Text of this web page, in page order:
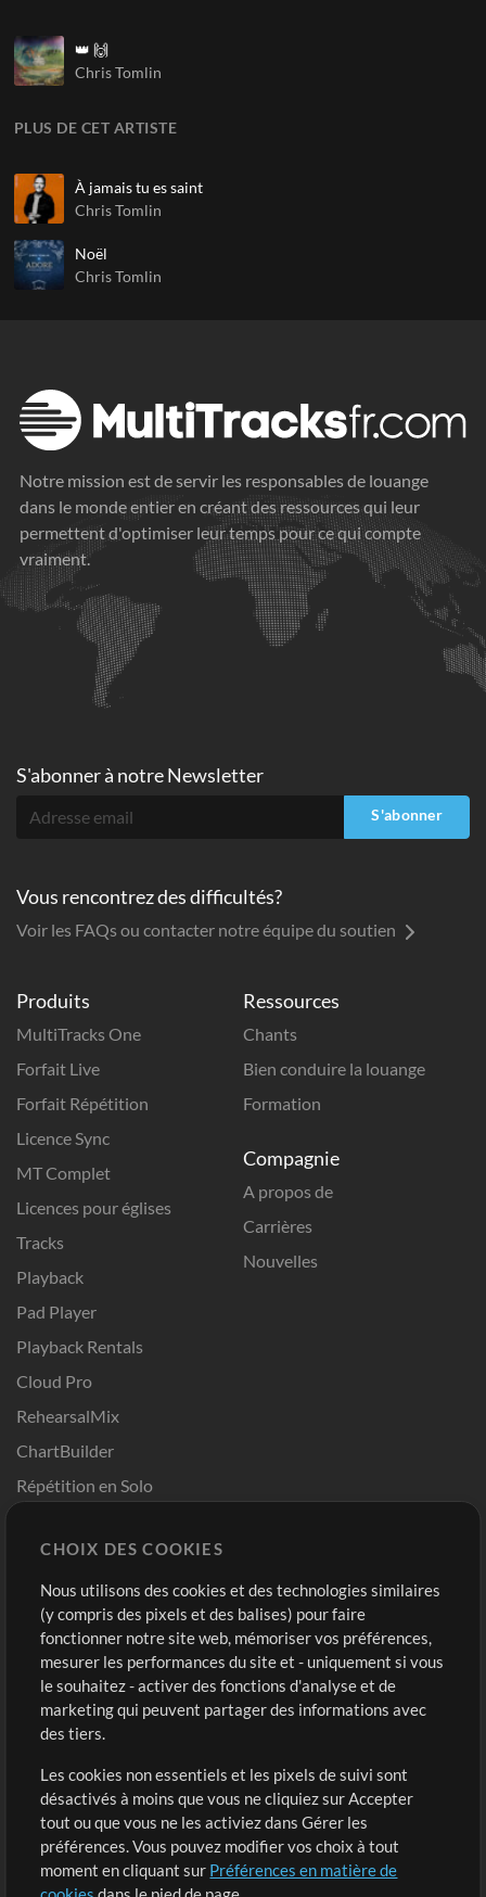
👑 🙌
Chris Tomlin
PLUS DE CET ARTISTE
À jamais tu es saint
Chris Tomlin
Noël
Chris Tomlin
Notre mission est de servir les responsables de louange
dans le monde entier en créant des ressources qui leur
permettent d'optimiser leur temps pour ce qui compte
vraiment.
Produits
MultiTracks One
Forfait Live
Forfait Répétition
Licence Sync
MT Complet
Licences pour églises
Tracks
Playback
Pad Player
Playback Rentals
Cloud Pro
RehearsalMix
ChartBuilder
Répétition en Solo
Modèles ProPresenter
Sons
Ressources
Chants
Bien conduire la louange
Formation
Compagnie
A propos de
Carrières
Nouvelles
Boutique
Acheter des crédits
Contenu gratuit
Demander les pistes
Extras
Sessions
Soumettre votre contenu
Compte
Connexion
S'inscrire
S'abonner à notre Newsletter
S'abonner
Vous rencontrez des difficultés?
Voir les FAQs ou contacter notre équipe du soutien
CHOIX DES COOKIES
Nous utilisons des cookies et des technologies similaires
(y compris des pixels et des balises) pour faire
fonctionner notre site web, mémoriser vos préférences,
mesurer les performances du site et - uniquement si vous
le souhaitez - activer des fonctions d'analyse et de
marketing qui peuvent partager des informations avec
des tiers.
Les cookies non essentiels et les pixels de suivi sont
désactivés à moins que vous ne cliquiez sur Accepter
tout ou que vous ne les activiez dans Gérer les
préférences. Vous pouvez modifier vos choix à tout
moment en cliquant sur Préférences en matière de